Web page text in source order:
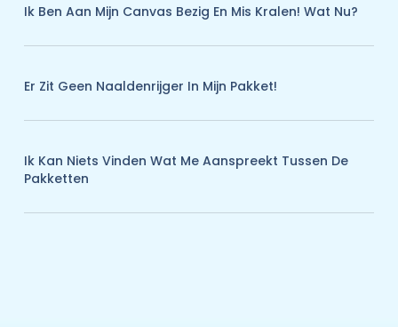
Ik Ben Aan Mijn Canvas Bezig En Mis Kralen! Wat Nu?
Er Zit Geen Naaldenrijger In Mijn Pakket!
Ik Kan Niets Vinden Wat Me Aanspreekt Tussen De
Pakketten